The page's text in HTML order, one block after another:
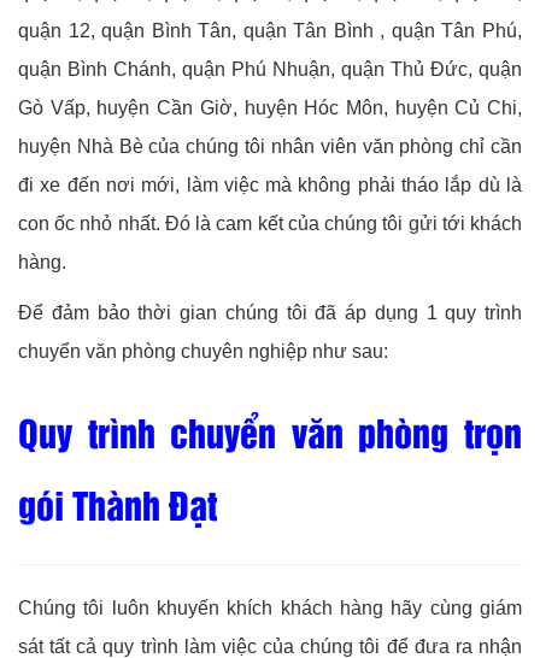
quận 12, quận Bình Tân, quận Tân Bình , quận Tân Phú,
quận Bình Chánh, quận Phú Nhuận, quận Thủ Đức, quận
Gò Vấp, huyện Cần Giờ, huyện Hóc Môn, huyện Củ Chi,
huyện Nhà Bè của chúng tôi nhân viên văn phòng chỉ cần
đi xe đến nơi mới, làm việc mà không phải tháo lắp dù là
con ốc nhỏ nhất. Đó là cam kết của chúng tôi gửi tới khách
hàng.
Để đảm bảo thời gian chúng tôi đã áp dụng 1 quy trình
chuyển văn phòng chuyên nghiệp như sau:
Quy trình chuyển văn phòng trọn
gói Thành Đạt
Chúng tôi luôn khuyến khích khách hàng hãy cùng giám
sát tất cả quy trình làm việc của chúng tôi để đưa ra nhận